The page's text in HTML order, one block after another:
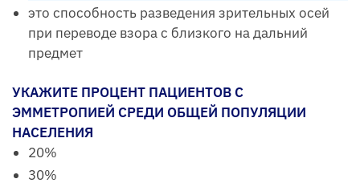
это способность разведения зрительных осей
при переводе взора с близкого на дальний
предмет
УКАЖИТЕ ПРОЦЕНТ ПАЦИЕНТОВ С
ЭММЕТРОПИЕЙ СРЕДИ ОБЩЕЙ ПОПУЛЯЦИИ
НАСЕЛЕНИЯ
20%
30%